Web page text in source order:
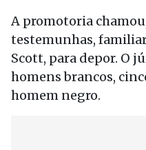
A promotoria
testemunhas,
Scott, para depor. O
homens brancos,
homem negro.